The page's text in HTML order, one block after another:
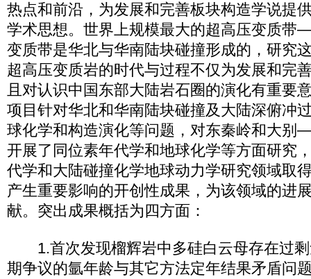
热点和前沿，为发展和完善板块构造学说提
学术思想。世界上规模最大的超高压变质
变质带是华北与华南陆块碰撞形成的，研究
超高压变质岩的时代与过程不仅为发展和完
且对认识中国东部大陆岩石圈的演化有重要
项目针对华北和华南陆块碰撞及大陆深俯冲
球化学和构造演化等问题，对东秦岭和大别
开展了同位素年代学和地球化学等方面研究
代学和大陆碰撞化学地球动力学研究领域取
产生重要影响的开创性成果，为该领域的进
献。突出成果概括为四方面：
1.首次发现榴辉岩中多硅白云母存在过剩
期争议的氩年龄与其它方法定年结果矛盾问